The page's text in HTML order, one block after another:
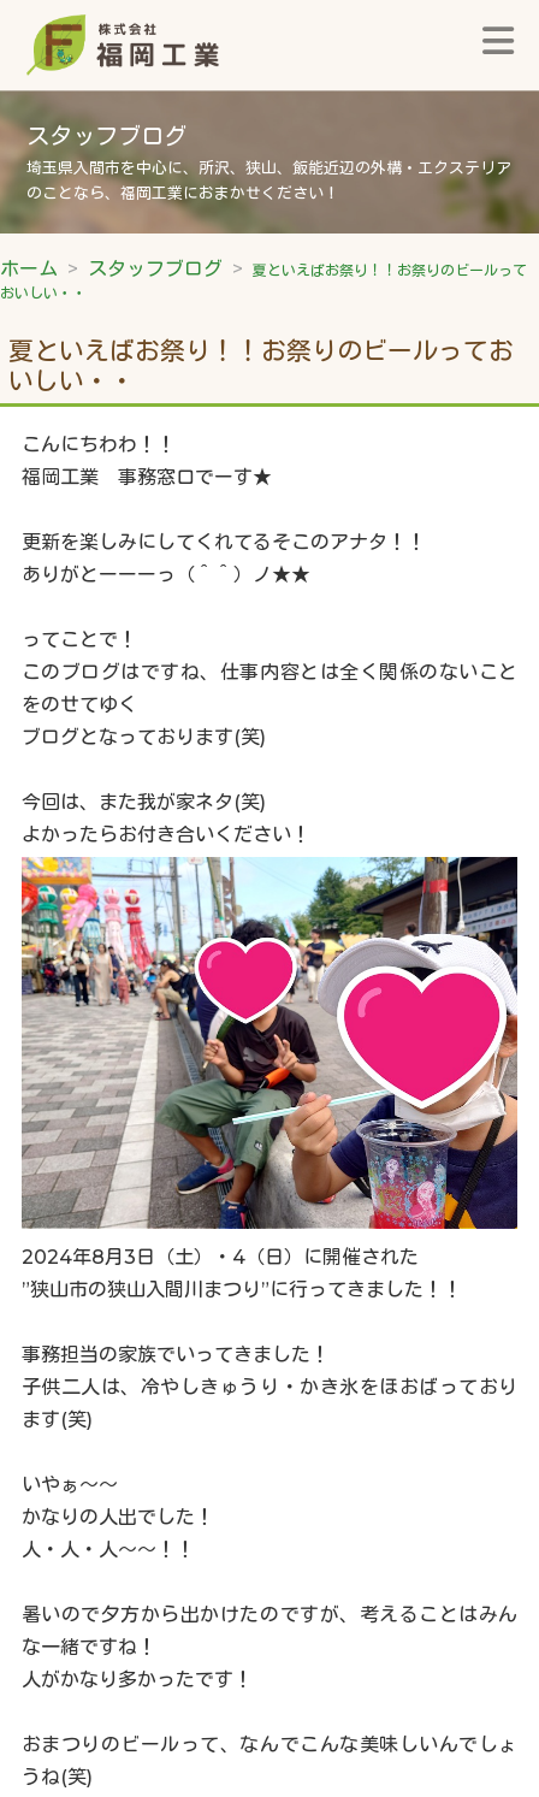
スタッフブログ
埼玉県入間市を中心に、所沢、狭山、飯能近辺の外構・エクステリア
のことなら、福岡工業におまかせください！
ホーム スタッフブログ
夏といえばお祭り！！お祭りのビールって
おいしい・・
夏といえばお祭り！！お祭りのビールってお
いしい・・
こんにちわわ！！
福岡工業 事務窓口でーす★
更新を楽しみにしてくれてるそこのアナタ！！
ありがとーーーっ（＾＾）ノ★★
ってことで！
このブログはですね、仕事内容とは全く関係のないこと
をのせてゆく
ブログとなっております(笑)
今回は、また我が家ネタ(笑)
よかったらお付き合いください！
2024年8月3日（土）・4（日）に開催された
”狭山市の狭山入間川まつり”に行ってきました！！
事務担当の家族でいってきました！
子供二人は、冷やしきゅうり・かき氷をほおばっており
ます(笑)
いやぁ～～
かなりの人出でした！
人・人・人～～！！
暑いので夕方から出かけたのですが、考えることはみん
な一緒ですね！
人がかなり多かったです！
おまつりのビールって、なんでこんな美味しいんでしょ
うね(笑)